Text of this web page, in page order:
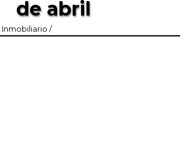
de abril
Inmobiliario